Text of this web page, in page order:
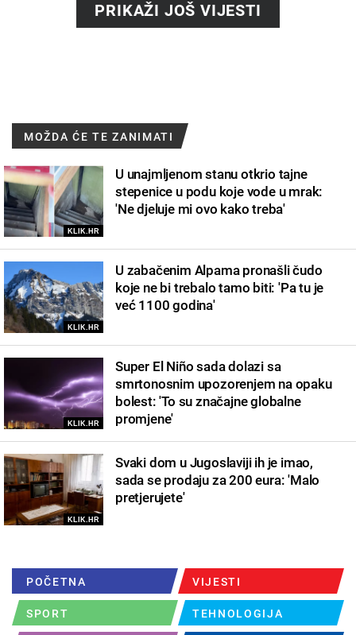
PRIKAŽI JOŠ VIJESTI
MOŽDA ĆE TE ZANIMATI
KLIK.HR
U unajmljenom stanu otkrio tajne
stepenice u podu koje vode u mrak:
'Ne djeluje mi ovo kako treba'
KLIK.HR
U zabačenim Alpama pronašli čudo
koje ne bi trebalo tamo biti: 'Pa tu je
već 1100 godina'
KLIK.HR
Super El Niño sada dolazi sa
smrtonosnim upozorenjem na opaku
bolest: 'To su značajne globalne
promjene'
KLIK.HR
Svaki dom u Jugoslaviji ih je imao,
sada se prodaju za 200 eura: 'Malo
pretjerujete'
POČETNA VIJESTI
SPORT TEHNOLOGIJA